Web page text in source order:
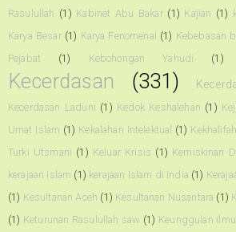
Rasulullah (1) Kabinet Abu Bakar (1) Kajian (1)
Karya Besar (1) Karya Fenomenal (1) Kebebasan
Pejabat
(1) Kebohongan Yahudi (1)
Kecerdasan (331)
Kecerdasan Laduni (1) Kedok Keshalehan (1)
Umat Islam (1) Kekalahan Intelektual (1)
Turki Utsmani (1) Keluar Krisis (1) Kemiskinan
kerajaan Islam (1) kerajaan Islam di India (1)
(1) Kesultanan Aceh (1) Kesultanan Nusantara (1)
(1) Keturunan Rasulullah saw (1) Keunggulan ilmu